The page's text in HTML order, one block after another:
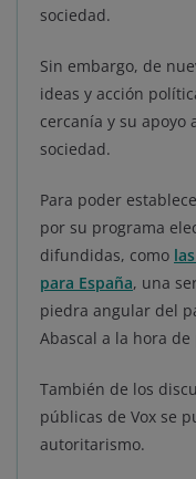
sociedad.
Sin embargo, de
ideas y acción
cercanía y su
sociedad.
Para poder
por su programa
difundidas, como
para España, una
piedra angular del
Abascal a la hora
También de los
públicas de Vox se
autoritarismo.